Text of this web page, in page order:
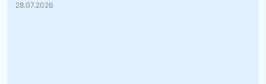
28.07.2026